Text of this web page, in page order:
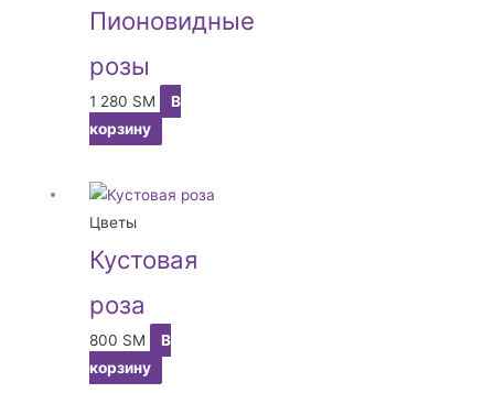
Пионовидные
розы
1 280 ЅМ
В
корзину
Цветы
Кустовая
роза
800 ЅМ
В
корзину